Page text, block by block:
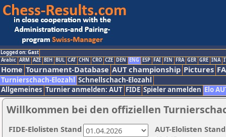
Logged on: Gast
Arabic ARM AZE BIH BUL CAT CHN CRO CZE DEN ENG ESP FAI FIN FRA GER GRE INA
Home Tournament-Database AUT championship Pictures
Turnierschach-Elozahl Schnellschach-Elozahl
Allgemeines Turnier anmelden: AUT FIDE Spieler anmelden Elo
Willkommen bei den offiziellen
AUT-Elolisten
FIDE-Elolisten Stand